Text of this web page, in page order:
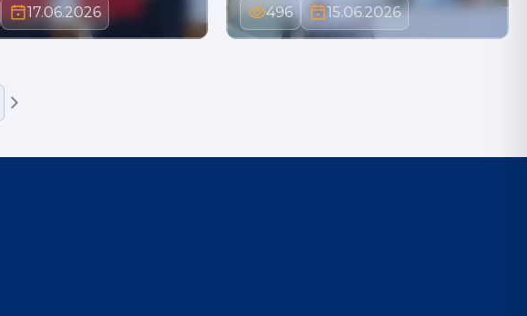
17.06.2026 496 15.06.2026